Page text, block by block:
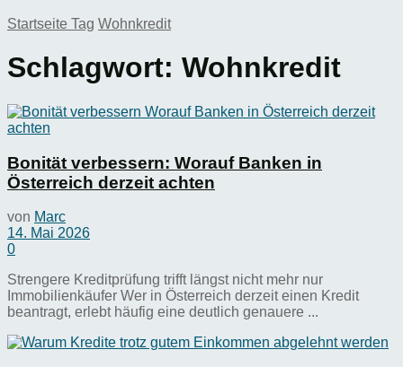
Startseite Tag Wohnkredit
Schlagwort: Wohnkredit
Bonität verbessern: Worauf Banken in
Österreich derzeit achten
von Marc
14. Mai 2026
0
Strengere Kreditprüfung trifft längst nicht mehr nur
Immobilienkäufer Wer in Österreich derzeit einen Kredit
beantragt, erlebt häufig eine deutlich genauere ...